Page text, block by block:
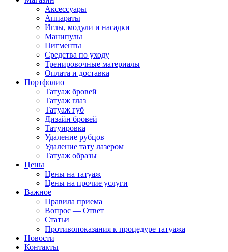
Аксессуары
Аппараты
Иглы, модули и насадки
Манипулы
Пигменты
Средства по уходу
Тренировочные материалы
Оплата и доставка
Портфолио
Татуаж бровей
Татуаж глаз
Татуаж губ
Дизайн бровей
Татуировка
Удаление рубцов
Удаление тату лазером
Татуаж образы
Цены
Цены на татуаж
Цены на прочие услуги
Важное
Правила приема
Вопрос — Ответ
Статьи
Противопоказания к процедуре татуажа
Новости
Контакты